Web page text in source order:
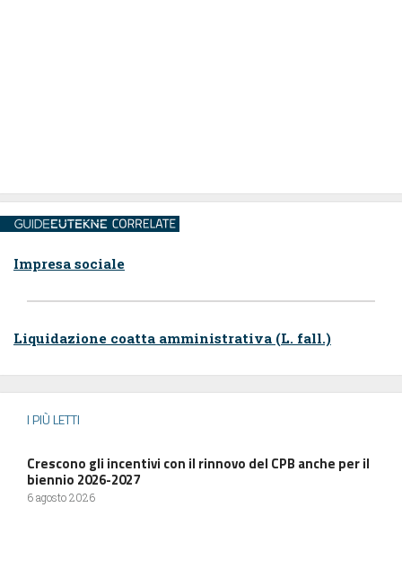
Impresa sociale
Liquidazione coatta amministrativa (L. fall.)
I PIÙ LETTI
Crescono gli incentivi con il rinnovo del CPB anche per il
biennio 2026-2027
6 agosto 2026